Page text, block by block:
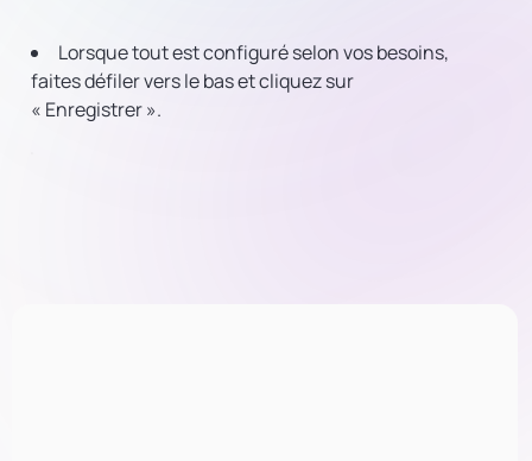
Lorsque tout est configuré selon vos besoins,
faites défiler vers le bas et cliquez sur
« Enregistrer ».